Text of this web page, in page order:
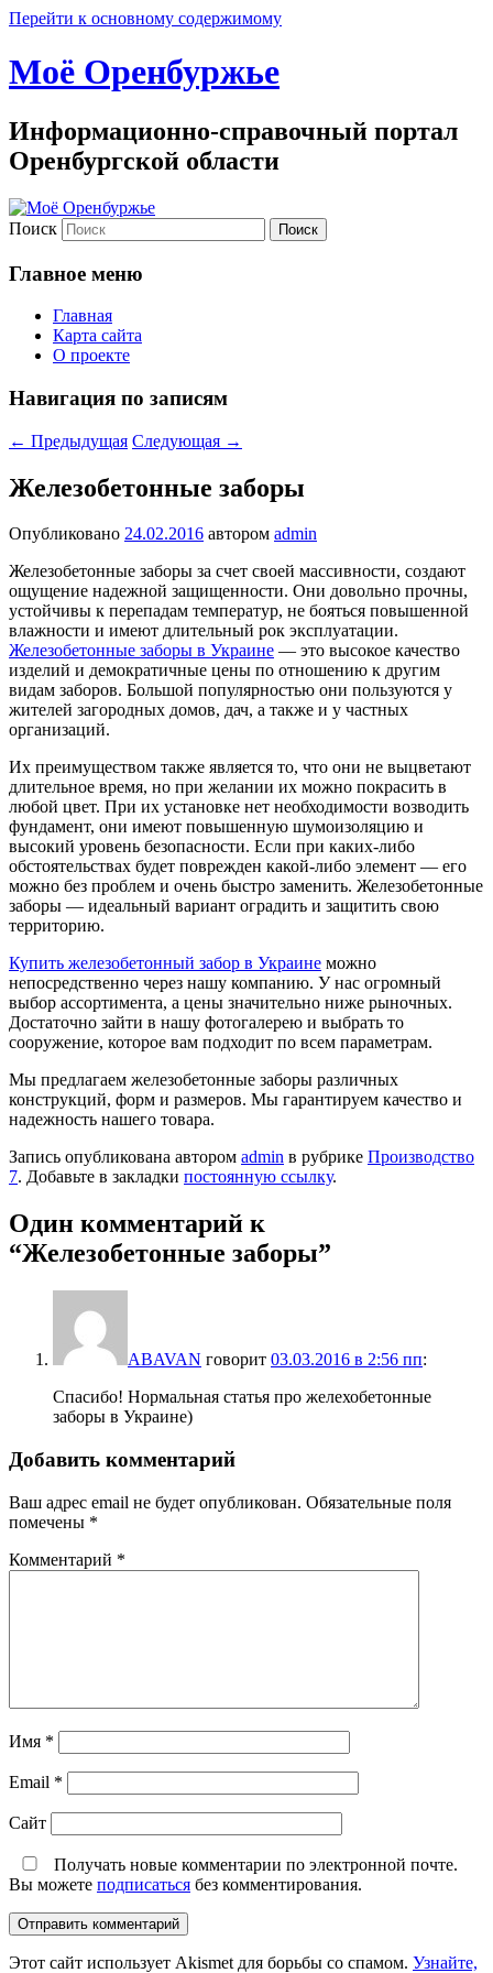
Перейти к основному содержимому
Моё Оренбуржье
Информационно-справочный портал
Оренбургской области
Поиск
Главное меню
Главная
Карта сайта
О проекте
Навигация по записям
← Предыдущая Следующая →
Железобетонные заборы
Опубликовано 24.02.2016 автором admin
Железобетонные заборы за счет своей массивности, создают
ощущение надежной защищенности. Они довольно прочны,
устойчивы к перепадам температур, не бояться повышенной
влажности и имеют длительный рок эксплуатации.
Железобетонные заборы в Украине — это высокое качество
изделий и демократичные цены по отношению к другим
видам заборов. Большой популярностью они пользуются у
жителей загородных домов, дач, а также и у частных
организаций.
Их преимуществом также является то, что они не выцветают
длительное время, но при желании их можно покрасить в
любой цвет. При их установке нет необходимости возводить
фундамент, они имеют повышенную шумоизоляцию и
высокий уровень безопасности. Если при каких-либо
обстоятельствах будет поврежден какой-либо элемент — его
можно без проблем и очень быстро заменить. Железобетонные
заборы — идеальный вариант оградить и защитить свою
территорию.
Купить железобетонный забор в Украине можно
непосредственно через нашу компанию. У нас огромный
выбор ассортимента, а цены значительно ниже рыночных.
Достаточно зайти в нашу фотогалерею и выбрать то
сооружение, которое вам подходит по всем параметрам.
Мы предлагаем железобетонные заборы различных
конструкций, форм и размеров. Мы гарантируем качество и
надежность нашего товара.
Запись опубликована автором admin в рубрике Производство
7. Добавьте в закладки постоянную ссылку.
Один комментарий к
“Железобетонные заборы”
ABAVAN говорит 03.03.2016 в 2:56 пп:
Спасибо! Нормальная статья про желехобетонные
заборы в Украине)
Добавить комментарий
Ваш адрес email не будет опубликован. Обязательные поля
помечены *
Комментарий *
Имя *
Email *
Сайт
Получать новые комментарии по электронной почте.
Вы можете подписаться без комментирования.
Этот сайт использует Akismet для борьбы со спамом. Узнайте,